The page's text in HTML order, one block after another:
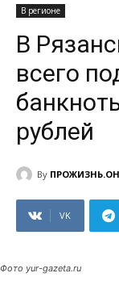
В регионе
В
всего
рублей
By
VK
Фото yur-gazeta.ru